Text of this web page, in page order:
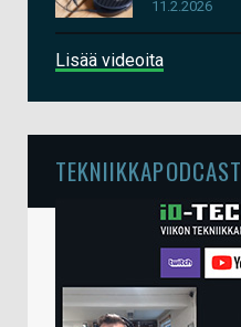
11.2.2026
Lisää videoita
TEKNIIKKAPODCAST